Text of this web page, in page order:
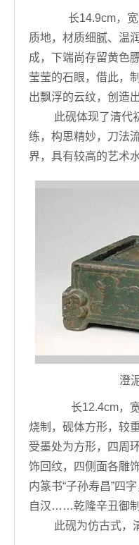
长14.9cm，宽
质地，材质细腻、温
成，下端尚存留黄色
莹莹的石眼，借此，
出飘浮的云纹，创造
此砚体现了清代初
练，构思精妙，刀法
界，具有较高的艺术水
澄
长12.4cm，宽
烧制，砚体方形，较
受墨处为方形，四周
饰回纹，四侧面各雕
内篆书“子孙寿昌”四
自汉……乾隆辛丑御制
此砚为仿古式，清